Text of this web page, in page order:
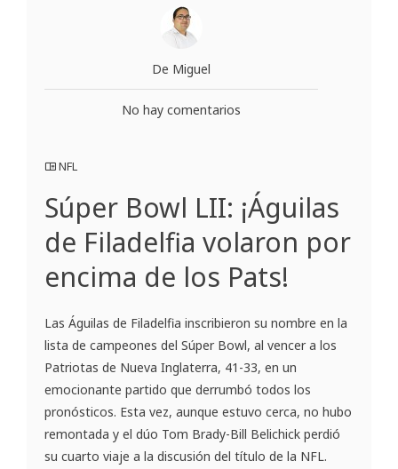
De Miguel
No hay comentarios
NFL
Súper Bowl LII: ¡Águilas
de Filadelfia volaron por
encima de los Pats!
Las Águilas de Filadelfia inscribieron su nombre en la
lista de campeones del Súper Bowl, al vencer a los
Patriotas de Nueva Inglaterra, 41-33, en un
emocionante partido que derrumbó todos los
pronósticos. Esta vez, aunque estuvo cerca, no hubo
remontada y el dúo Tom Brady-Bill Belichick perdió
su cuarto viaje a la discusión del título de la NFL.